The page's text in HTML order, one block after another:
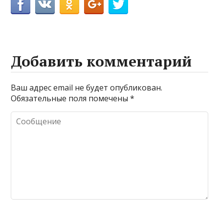
Добавить комментарий
Ваш адрес email не будет опубликован.
Обязательные поля помечены*